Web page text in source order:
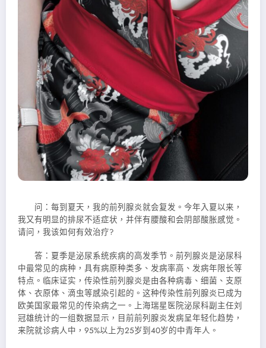
问：每到夏天，我的前列腺炎就会复发。今年入夏以来，
我又有明显的排尿不适症状，并伴有腰酸和会阴部酸胀感觉。
请问，我该如何有效治疗?
答：夏季是泌尿系统疾病的高发季节。前列腺炎是泌尿科
中最常见的病种，具有病原种类多、发病率高、发病年限长等
特点。临床证实，传染性前列腺炎是由各种病毒、细菌、支原
体、衣原体、滴虫等感染引起的。这种传染性前列腺炎已成为
欧美国家最常见的传染病之一。上海瑞星医院泌尿科副主任刘
冠雄统计的一组数据显示，目前前列腺炎发病呈年轻化趋势，
来院就诊病人中，95%以上为25岁到40岁的中青年人。